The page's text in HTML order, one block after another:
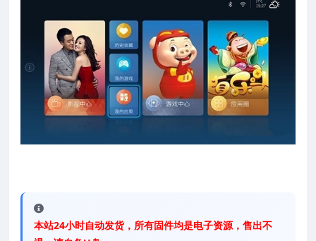
本站24小时自动发货，所有固件均是电子资源，售出不